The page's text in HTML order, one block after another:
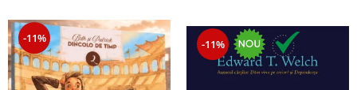
Sanatate / nutritie
-11% -11%